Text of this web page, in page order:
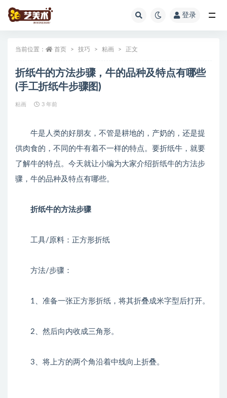
登录
当前位置： 首页 技巧 粘画 正文
折纸牛的方法步骤，牛的品种及特点有哪些
(手工折纸牛步骤图)
粘画 3 年前
牛是人类的好朋友，不管是耕地的，产奶的，还是提
供肉食的，不同的牛有着不一样的特点。要折纸牛，就要
了解牛的特点。今天就让小编为大家介绍折纸牛的方法步
骤，牛的品种及特点有哪些。
折纸牛的方法步骤
工具/原料：正方形折纸
方法/步骤：
1、准备一张正方形折纸，将其折叠成米字型后打开。
2、然后向内收成三角形。
3、将上方的两个角沿着中线向上折叠。